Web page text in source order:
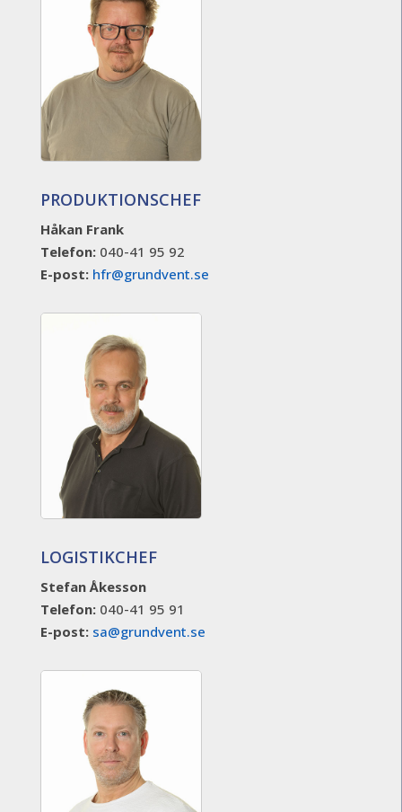
PRODUKTIONSCHEF
Håkan Frank
Telefon:040-41 95 92
E-post: hfr@grundvent.se
LOGISTIKCHEF
Stefan Åkesson
Telefon:040-41 95 91
E-post: sa@grundvent.se